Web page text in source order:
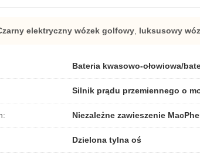
elektryczny wózek golfowy luksusowy
Bateria kwasowo-ołowiowa/
Silnik prądu przemiennego o
Niezależne zawieszenie
Dzielona tylna oś